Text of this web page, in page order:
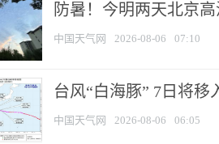
防暑！今明两天北京
中国天气网 2026-08-06 07:10
台风“白海豚” 7日将移
中国天气网 2026-08-06 06:05